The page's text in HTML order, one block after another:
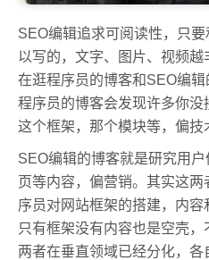
SEO编辑追求可阅读性，只
以写的，文字、图片、视频越
在逛程序员的博客和SEO编辑
程序员的博客会发现许多你没
这个框架，那个模块等，偏技
SEO编辑的博客就是研究用
页等内容，偏营销。其实这
序员对网站框架的搭建，内容
只有框架没有内容也是空壳
两者在垂直领域已经分化，